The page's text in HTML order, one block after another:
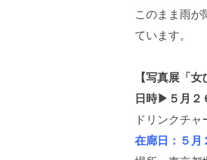
このまま雨が
ています。
【写真展「
日時▶︎ ５月２
ドリンクチ
在廊日：５月